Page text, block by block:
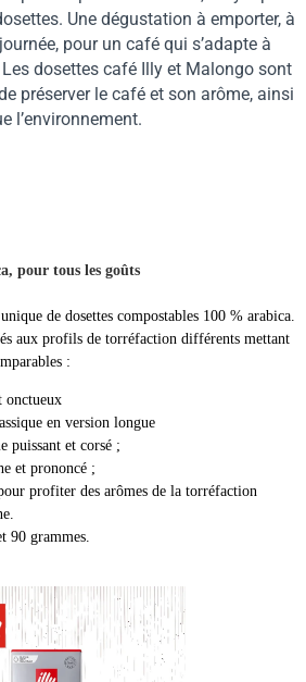
Une dégustation à emporter, à
pour un café qui s’adapte à
dosettes café Illy et Malongo sont
préserver le café et son arôme, ainsi
l’environnement.
pour tous les goûts
de dosettes compostables 100 % arabica.
aux profils de torréfaction différents mettant
:
onctueux
en version longue
puissant et corsé ;
et prononcé ;
profiter des arômes de la torréfaction
90 grammes.